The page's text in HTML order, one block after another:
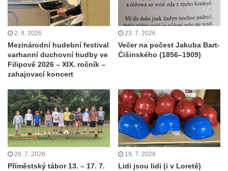
2. 8. 2026
Mezinárodní hudební festival
varhanní duchovní hudby ve
Filipově 2026 – XIX. ročník –
zahajovací koncert
23. 7. 2026
Večer na počest Jakuba Bart-
Ćišinského (1856–1909)
20. 7. 2026
Příměstský tábor 13. – 17. 7.
19. 7. 2026
Lidi jsou lidi (i v Loretě)